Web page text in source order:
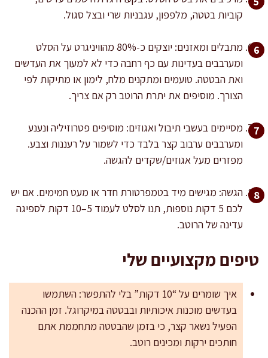
קוביות בטטה, מלפפון, עגבניות שרי ובצל סגול.
מתבלים ומאזנים: יוצקים כ-80% מהוויניגרט על הסלט
ומערבבים בעדינות עם כף רחבה כדי לא למעוך את העדשים
ואת הבטטה. טועמים ומתקנים מלח, לימון או מתיקות לפי
הצורך. מוסיפים את יתרת הרוטב רק אם צריך.
מסיימים בעשבי תיבול ואגוזים: מוסיפים פטרוזיליה ונענע
ומערבבים ערבוב קצר בלבד כדי לשמור על רעננות וצבע.
מפזרים מעל אגוזים/שקדים להגשה.
הגשה: מגישים מיד בטמפרטורת חדר או מעט חמימים. אם יש
לכם 5 דקות נוספות, תנו לסלט לעמוד 5–10 דקות לספיגה
עדינה של הרוטב.
טיפים מקצועיים שלי
איך שומרים על “10 דקות” בלי להתפשר: השתמשו
בעדשים מוכנות איכותיות ובבטטה במיקרוגל. זמן ההכנה
הפעיל נשאר קצר, כי בזמן שהבטטה מתחממת אתם
חותכים ירקות ומכינים רוטב.